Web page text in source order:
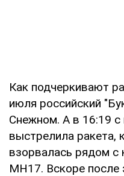
Как подчеркивают
июля российский
Снежном. А в 16:19 с
выстрелила ракета,
взорвалась рядом с
MH17. Вскоре после